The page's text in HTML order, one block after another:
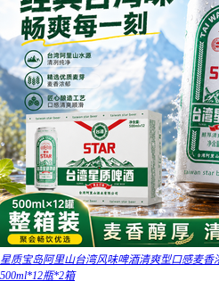
星质宝岛阿里山台湾风味啤酒清爽型口感麦香
500ml*12瓶*2箱